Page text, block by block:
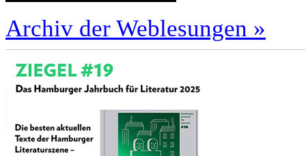
Archiv der Weblesungen »